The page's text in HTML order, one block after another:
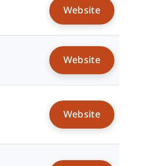
Website
Website
Website